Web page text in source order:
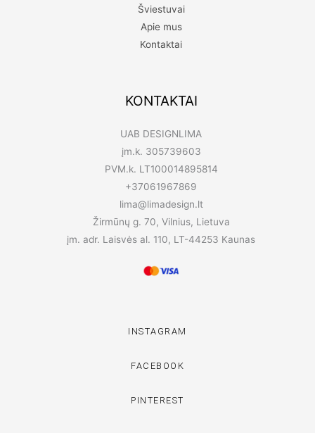
Šviestuvai
Apie mus
Kontaktai
KONTAKTAI
UAB DESIGNLIMA
įm.k. 305739603
PVM.k. LT100014895814
+37061967869
lima@limadesign.lt
Žirmūnų g. 70, Vilnius, Lietuva
įm. adr. Laisvės al. 110, LT-44253 Kaunas
INSTAGRAM
FACEBOOK
PINTEREST